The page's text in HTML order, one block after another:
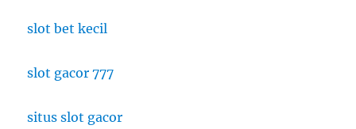
slot bet kecil
slot gacor 777
situs slot gacor